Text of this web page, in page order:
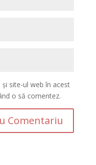
site-ul web în acest
o să comentez.